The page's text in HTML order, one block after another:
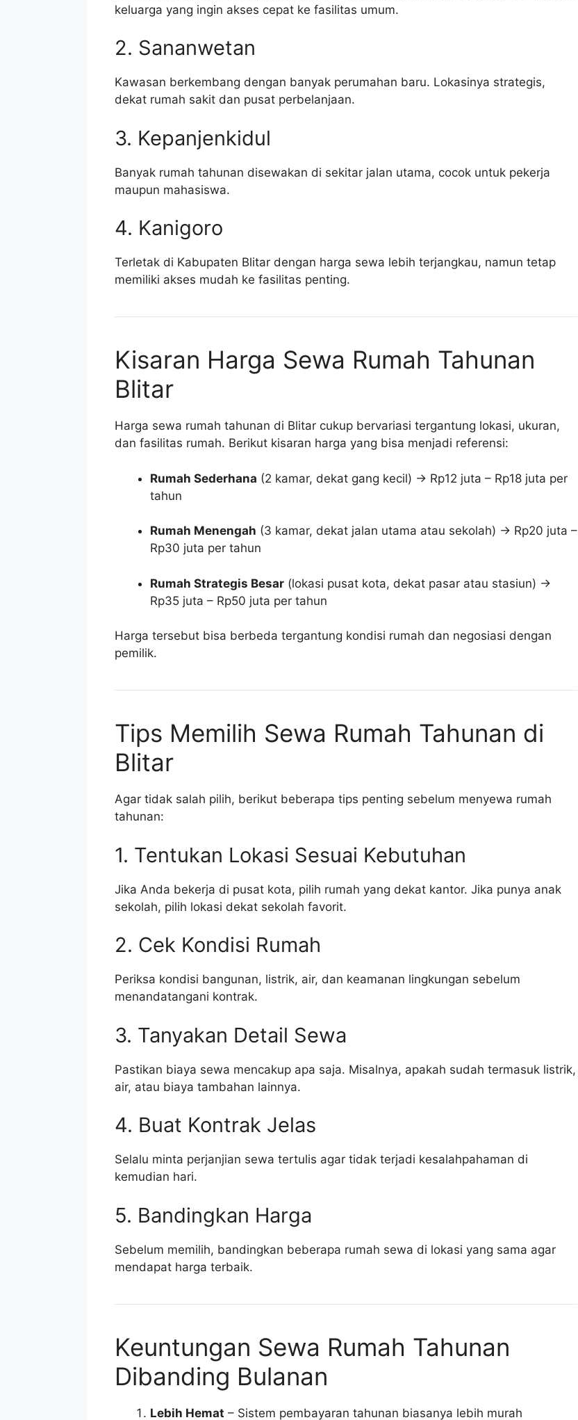
keluarga yang ingin akses cepat ke fasilitas umum.
2. Sananwetan
Kawasan berkembang dengan banyak perumahan baru. Lokasinya strategis,
dekat rumah sakit dan pusat perbelanjaan.
3. Kepanjenkidul
Banyak rumah tahunan disewakan di sekitar jalan utama, cocok untuk pekerja
maupun mahasiswa.
4. Kanigoro
Terletak di Kabupaten Blitar dengan harga sewa lebih terjangkau, namun tetap
memiliki akses mudah ke fasilitas penting.
Kisaran Harga Sewa Rumah Tahunan
Blitar
Harga sewa rumah tahunan di Blitar cukup bervariasi tergantung lokasi, ukuran,
dan fasilitas rumah. Berikut kisaran harga yang bisa menjadi referensi:
Rumah Sederhana (2 kamar, dekat gang kecil) → Rp12 juta – Rp18 juta per
tahun
Rumah Menengah (3 kamar, dekat jalan utama atau sekolah) → Rp20 juta –
Rp30 juta per tahun
Rumah Strategis Besar(lokasi pusat kota, dekat pasar atau stasiun) →
Rp35 juta – Rp50 juta per tahun
Harga tersebut bisa berbeda tergantung kondisi rumah dan negosiasi dengan
pemilik.
Tips Memilih Sewa Rumah Tahunan di
Blitar
Agar tidak salah pilih, berikut beberapa tips penting sebelum menyewa rumah
tahunan:
1. Tentukan Lokasi Sesuai Kebutuhan
Jika Anda bekerja di pusat kota, pilih rumah yang dekat kantor. Jika punya anak
sekolah, pilih lokasi dekat sekolah favorit.
2. Cek Kondisi Rumah
Periksa kondisi bangunan, listrik, air, dan keamanan lingkungan sebelum
menandatangani kontrak.
3. Tanyakan Detail Sewa
Pastikan biaya sewa mencakup apa saja. Misalnya, apakah sudah termasuk listrik,
air, atau biaya tambahan lainnya.
4. Buat Kontrak Jelas
Selalu minta perjanjian sewa tertulis agar tidak terjadi kesalahpahaman di
kemudian hari.
5. Bandingkan Harga
Sebelum memilih, bandingkan beberapa rumah sewa di lokasi yang sama agar
mendapat harga terbaik.
Keuntungan Sewa Rumah Tahunan
Dibanding Bulanan
Lebih Hemat – Sistem pembayaran tahunan biasanya lebih murah